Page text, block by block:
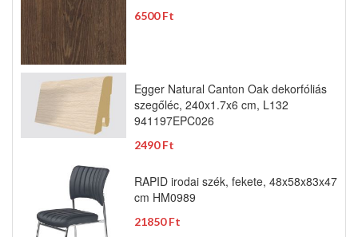
6500 Ft
Egger Natural Canton Oak dekorfóliás
szegőléc, 240x1.7x6 cm, L132
941197EPC026
2490 Ft
RAPID irodai szék, fekete, 48x58x83x47
cm HM0989
21850 Ft